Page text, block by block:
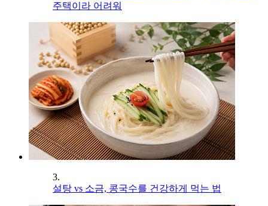
주택이라 어려워
3.
설탕 vs 소금, 콩국수를 건강하게 먹는 법